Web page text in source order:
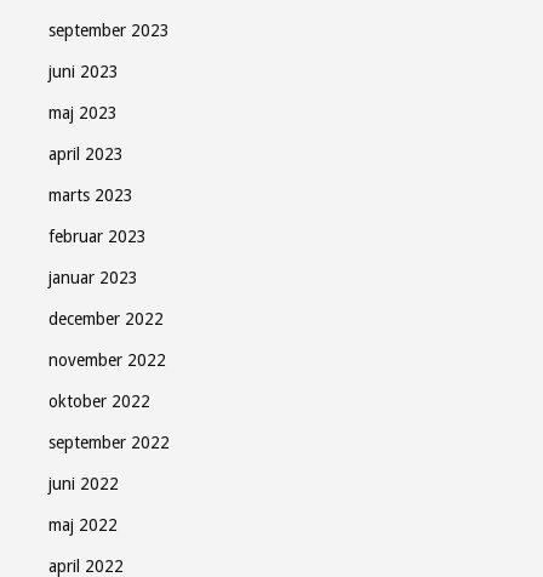
september 2023
juni 2023
maj 2023
april 2023
marts 2023
februar 2023
januar 2023
december 2022
november 2022
oktober 2022
september 2022
juni 2022
maj 2022
april 2022